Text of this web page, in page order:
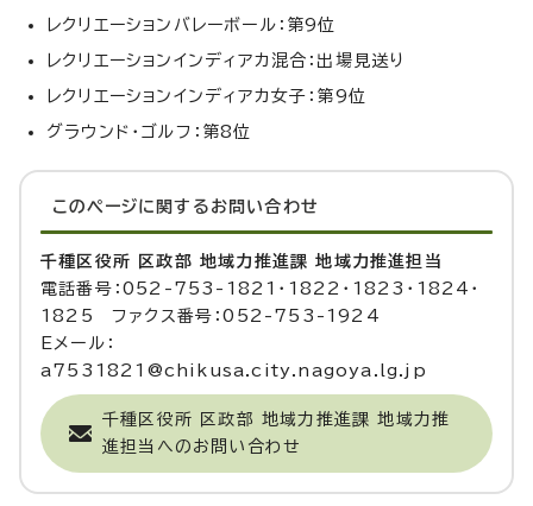
レクリエーションバレーボール：第9位
レクリエーションインディアカ混合：出場見送り
レクリエーションインディアカ女子：第9位
グラウンド・ゴルフ：第8位
このページに関する お問い合わせ
千種区役所 区政部 地域力推進課 地域力推進担当
電話番号：052-753-1821・1822・1823・1824・
1825 ファクス番号：052-753-1924
Eメール：
a7531821@chikusa.city.nagoya.lg.jp
千種区役所 区政部 地域力推進課 地域力推
進担当へのお問い合わせ